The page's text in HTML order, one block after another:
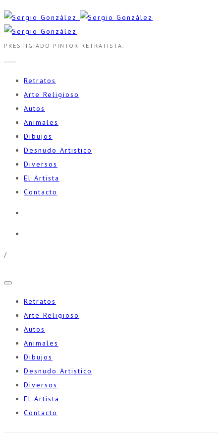
PRESTIGIADO PINTOR RETRATISTA.
Retratos
Arte Religioso
Autos
Animales
Dibujos
Desnudo Artistico
Diversos
El Artista
Contacto
/
Retratos
Arte Religioso
Autos
Animales
Dibujos
Desnudo Artistico
Diversos
El Artista
Contacto